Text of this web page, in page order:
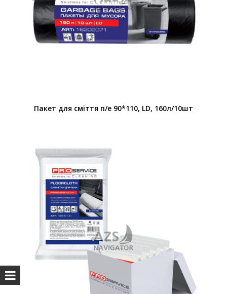
Пакет для смiття п/е 90*110, LD, 160л/10шт